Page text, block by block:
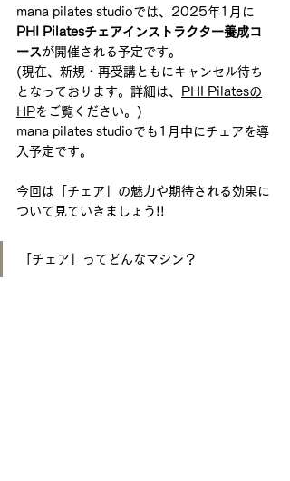
mana pilates studioでは、2025年1月に
PHI Pilatesチェアインストラクター養成コ
ースが開催される予定です。
(現在、新規・再受講ともにキャンセル待ち
となっております。詳細は、
PHI Pilatesの
HPをご覧ください。)
mana pilates studioでも1月中にチェアを導
入予定です。
今回は「チェア」の魅力や期待される効果に
ついて見ていきましょう!!
「チェア」ってどんなマシン？